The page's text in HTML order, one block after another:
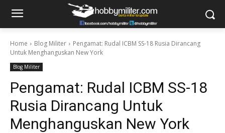
Home Blog Militer
Pengamat: Rudal ICBM SS-18 Rusia Dirancang
Untuk Menghanguskan New York
Blog Militer
Pengamat: Rudal ICBM SS-18
Rusia Dirancang Untuk
Menghanguskan New York